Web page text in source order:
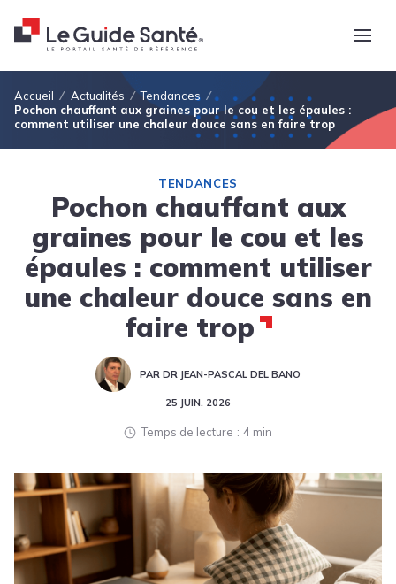
Fil d'Ariane
Accueil Actualités
Tendances
Pochon chauffant aux graines pour le cou et les épaules :
comment utiliser une chaleur douce sans en faire trop
TENDANCES
Pochon chauffant aux
graines pour le cou et les
épaules : comment utiliser
une chaleur douce sans en
faire trop
PAR DR JEAN-PASCAL DEL BANO
25 JUIN. 2026
Temps de lecture 4 min